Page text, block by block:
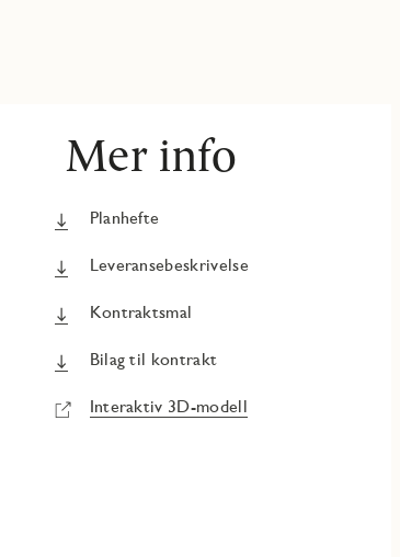
Mer info
Planhefte
Leveransebeskrivelse
Kontraktsmal
Bilag til kontrakt
Interaktiv 3D-modell